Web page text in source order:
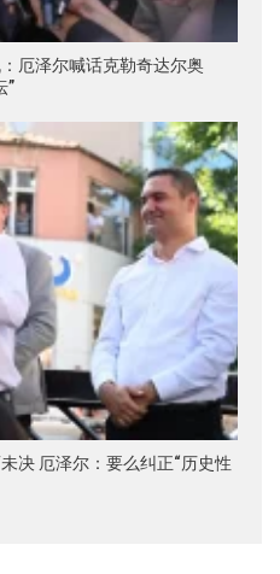
厄泽尔喊话克勒奇达尔奥
”
决 厄泽尔：要么纠正“历史性